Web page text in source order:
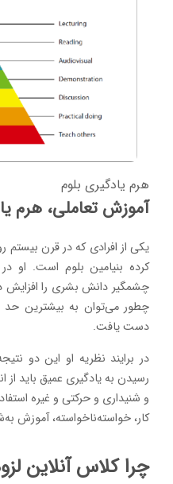
هرم یادگیری بلوم
آموزش تعاملی، هرم
یکی از افرادی که در قرن
کرده بنیامین بلوم است. او
چشمگیر دانش بشری را افزایش
چطور می‌توان به بیشترین حد
دست یافت.
در برایند نظریه او این دو
رسیدن به یادگیری عمیق باید
و شنیداری و حرکتی و غیره
کار، خواسته‌ناخواسته،‌ آموزش
چرا کلاس آنلاین